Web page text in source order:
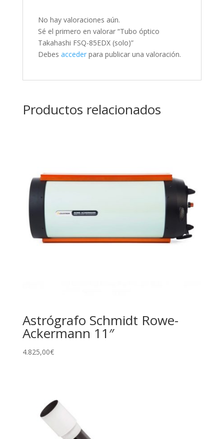
No hay valoraciones aún.
Sé el primero en valorar “Tubo óptico
Takahashi FSQ-85EDX (solo)”
Debes accederpara publicar una valoración.
Productos relacionados
Astrógrafo Schmidt Rowe-
Ackermann 11″
4.825,00€